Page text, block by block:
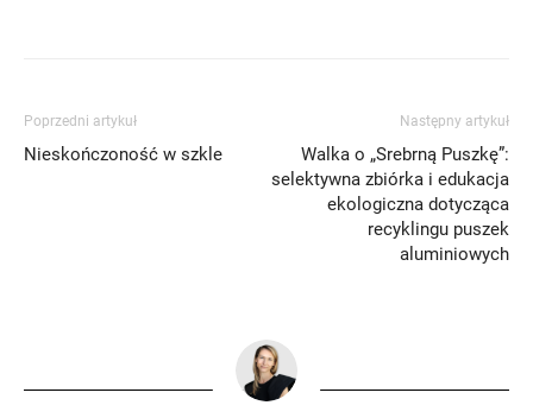
Poprzedni artykuł
Nieskończoność w szkle
Następny artykuł
Walka o „Srebrną Puszkę”:
selektywna zbiórka i edukacja
ekologiczna dotycząca
recyklingu puszek
aluminiowych